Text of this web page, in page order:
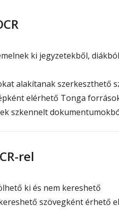
ki jegyzetekből,
alakítanak szerkeszthető
elérhető Tonga
szkennelt
rel
ki és nem kereshető
szövegként érhető el